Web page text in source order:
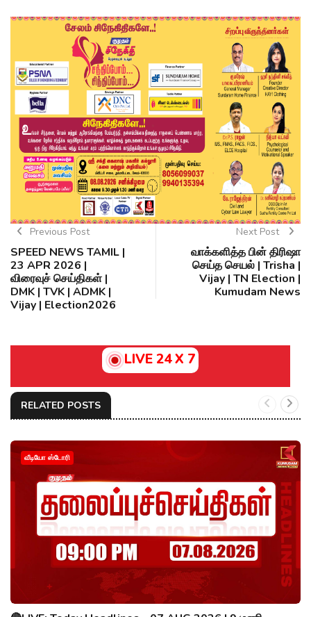
Previous Post
SPEED NEWS TAMIL |
23 APR 2026 |
விரைவுச் செய்திகள் |
DMK | TVK | ADMK |
Vijay | Election2026
Next Post
வாக்களித்த பின் திரிஷா
செய்த செயல் | Trisha |
Vijay | TN Election |
Kumudam News
LIVE 24 X 7
RELATED POSTS
வீடியோ ஸ்டோரி